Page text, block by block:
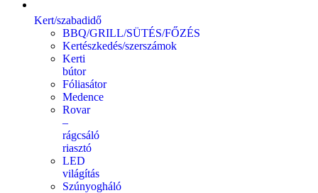
Kert/szabadidő
BBQ/GRILL/SÜTÉS/FŐZÉS
Kertészkedés/szerszámok
Kerti
bútor
Fóliasátor
Medence
Rovar
–
rágcsáló
riasztó
LED
világítás
Szúnyogháló